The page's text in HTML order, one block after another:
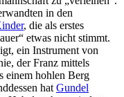
in den
, die als erstes
etwas nicht stimmt.
ein Instrument von
der Franz mittels
einem hohlen Berg
hat Gundel